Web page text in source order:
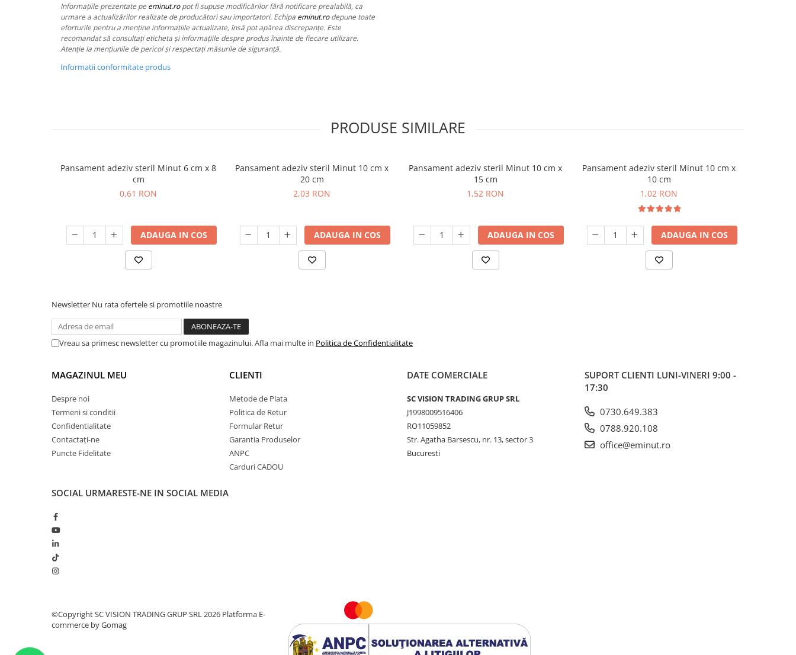
Informațiile prezentate pe eminut.ropot fi supuse modificărilor fără notificare prealabilă, ca
urmare a actualizărilor realizate de producători sau importatori. Echipa eminut.rodepune toate
eforturile pentru a menține informațiile actualizate, însă pot apărea discrepanțe. Este
recomandat să consultați eticheta și informațiile despre produs înainte de fiecare utilizare.
Atenție la mențiunile de pericol și respectați măsurile de siguranță.
Informatii conformitate produs
PRODUSE SIMILARE
Pansament adeziv steril Minut 6 cm x 8
cm
0,61 RON
ADAUGA IN COS
Pansament adeziv steril Minut 10 cm x
20 cm
2,03 RON
ADAUGA IN COS
Pansament adeziv steril Minut 10 cm x
15 cm
1,52 RON
ADAUGA IN COS
Pansament adeziv steril Minut 10 cm x
10 cm
1,02 RON
ADAUGA IN COS
Newsletter Nu rata ofertele si promotiile noastre
Vreau sa primesc newsletter cu promotiile magazinului. Afla mai multe in Politica de Confidentialitate
MAGAZINUL MEU
Despre noi
Termeni si conditii
Confidentialitate
Contactați-ne
Puncte Fidelitate
CLIENTI
Metode de Plata
Politica de Retur
Formular Retur
Garantia Produselor
ANPC
Carduri CADOU
DATE COMERCIALE
SC VISION TRADING GRUP SRL
J1998009516406
RO11059852
Str. Agatha Barsescu, nr. 13, sector 3
Bucuresti
SUPORT CLIENTI LUNI-VINERI 9:00 -
17:30
0730.649.383
0788.920.108
office@eminut.ro
SOCIAL URMARESTE-NE IN SOCIAL MEDIA
©Copyright SC VISION TRADING GRUP SRL 2026 Platforma E-
commerce by Gomag